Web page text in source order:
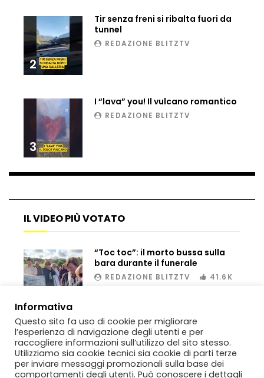
Auto fuori controllo in Guatemala,
tragedia a Petén
Russia sotto zero: fiumi congelati e navi
rompighiaccio a Mosca
Bombe russe sulle montagne per creare
valanghe e proteggere i turisti
Auto si schianta, il guidatore vola dal
Tradisce la moglie e lo legano con lo
scotch a un albero
Tentano di salvarla dalla seggiovia, ma
il piano fallisce
2
Tir senza freni si ribalta fuori da
tunnel
REDAZIONE BLITZTV
3
I “lava” you! Il vulcano romantico
REDAZIONE BLITZTV
IL VIDEO PIÙ VOTATO
00:02
“Toc toc”: il morto bussa sulla
bara durante il funerale
REDAZIONE BLITZTV 41.6K
Informativa
Questo sito fa uso di cookie per migliorare
l’esperienza di navigazione degli utenti e per
raccogliere informazioni sull’utilizzo del sito stesso.
Utilizziamo sia cookie tecnici sia cookie di parti terze
per inviare messaggi promozionali sulla base dei
comportamenti degli utenti. Può conoscere i dettagli